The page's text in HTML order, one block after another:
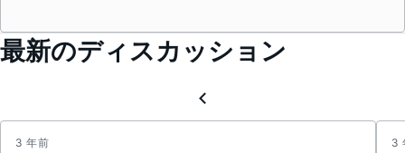
最新のディスカッション
3 年前 3